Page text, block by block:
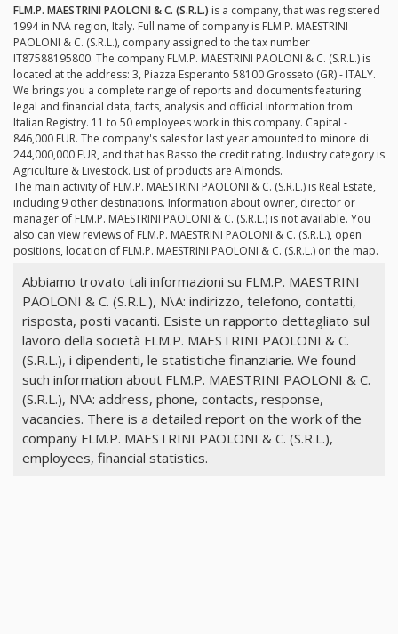
FLM.P. MAESTRINI PAOLONI & C. (S.R.L.) is a company, that was registered
1994 in N\A region, Italy. Full name of company is FLM.P. MAESTRINI
PAOLONI & C. (S.R.L.), company assigned to the tax number
IT87588195800. The company FLM.P. MAESTRINI PAOLONI & C. (S.R.L.) is
located at the address: 3, Piazza Esperanto 58100 Grosseto (GR) - ITALY.
We brings you a complete range of reports and documents featuring
legal and financial data, facts, analysis and official information from
Italian Registry. 11 to 50 employees work in this company. Capital -
846,000 EUR. The company's sales for last year amounted to minore di
244,000,000 EUR, and that has Basso the credit rating. Industry category is
Agriculture & Livestock. List of products are Almonds.
The main activity of FLM.P. MAESTRINI PAOLONI & C. (S.R.L.) is Real Estate,
including 9 other destinations. Information about owner, director or
manager of FLM.P. MAESTRINI PAOLONI & C. (S.R.L.) is not available. You
also can view reviews of FLM.P. MAESTRINI PAOLONI & C. (S.R.L.), open
positions, location of FLM.P. MAESTRINI PAOLONI & C. (S.R.L.) on the map.
Abbiamo trovato tali informazioni su FLM.P. MAESTRINI
PAOLONI & C. (S.R.L.), N\A: indirizzo, telefono, contatti,
risposta, posti vacanti. Esiste un rapporto dettagliato sul
lavoro della società FLM.P. MAESTRINI PAOLONI & C.
(S.R.L.), i dipendenti, le statistiche finanziarie. We found
such information about FLM.P. MAESTRINI PAOLONI & C.
(S.R.L.), N\A: address, phone, contacts, response,
vacancies. There is a detailed report on the work of the
company FLM.P. MAESTRINI PAOLONI & C. (S.R.L.),
employees, financial statistics.